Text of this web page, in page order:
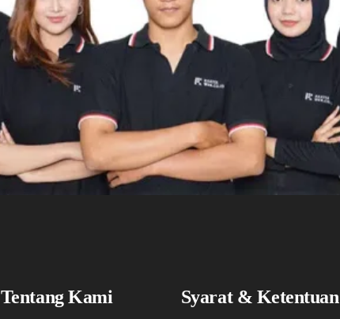
Tentang Kami Syarat & Ketentuan